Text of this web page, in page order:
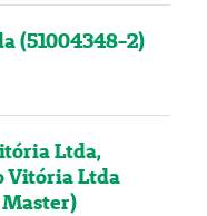
(51004348-2)
Ltda,
Vitória Ltda